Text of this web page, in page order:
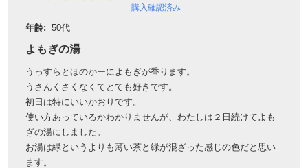
購入確認済み
年齢: 50代
よもぎの湯
うっすらとほのかーによもぎが香ります。
うさんくさくなくてとても好きです。
初日は特にいいかおりです。
使い方あっているかわかりませんが、わたしは２日続けてよも
ぎの湯にしました。
お湯は緑というよりも薄い茶と緑が混ざった感じの色だと思い
ます。